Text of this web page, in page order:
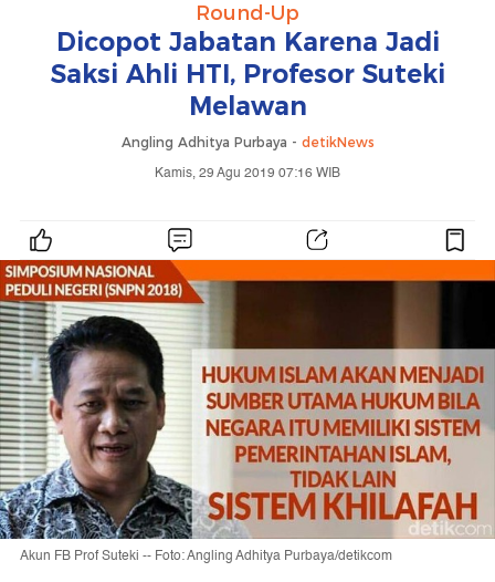
Round-Up
Dicopot Jabatan Karena Jadi
Saksi Ahli HTI, Profesor Suteki
Melawan
Angling Adhitya Purbaya - detikNews
Kamis, 29 Agu 2019 07:16 WIB
Akun FB Prof Suteki -- Foto: Angling Adhitya Purbaya/detikcom